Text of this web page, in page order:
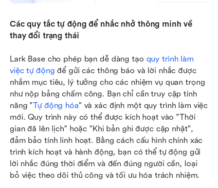
Các quy tắc tự động để nhắc nhở thông minh về
thay đổi trạng thái
Lark Base cho phép bạn dễ dàng tạo quy trình làm
việc tự động để gửi các thông báo và lời nhắc được
nhắm mục tiêu, lý tưởng cho các nhiệm vụ quan trọng
như nộp bảng chấm công. Bạn chỉ cần truy cập tính
năng "Tự động hóa" và xác định một quy trình làm việc
mới. Quy trình này có thể được kích hoạt vào "Thời
gian đã lên lịch" hoặc "Khi bản ghi được cập nhật",
đảm bảo tính linh hoạt. Bằng cách cấu hình chính xác
trình kích hoạt và hành động, bạn có thể tự động gửi
lời nhắc đúng thời điểm và đến đúng người cần, loại
bỏ việc theo dõi thủ công và tối ưu hóa trách nhiệm.